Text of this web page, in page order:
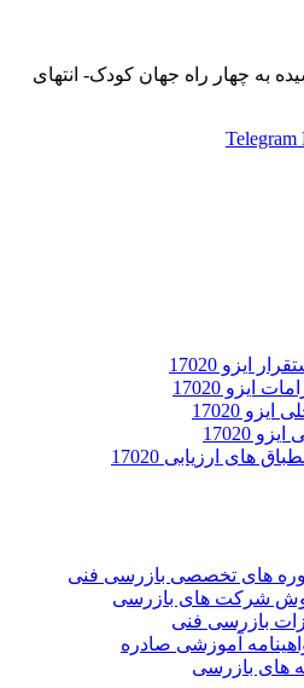
به چهار راه جهان کودک- انتهای
Telegram
ایزو 17020
ایزو 17020
17020
17020
های ارزیابی 17020
های تخصصی بازرسی فنی
شرکت های بازرسی
بازرسی فنی
آموزشی صادره
های بازرسی